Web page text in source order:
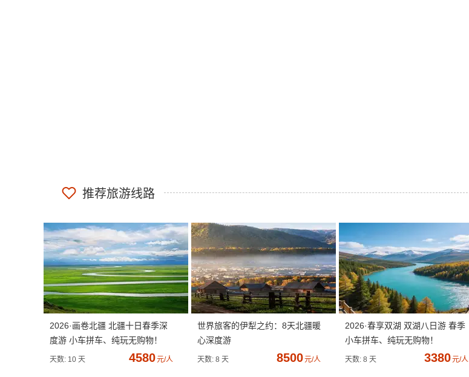
推荐旅游线路
2026·画卷北疆 北疆十日春季深
度游 小车拼车、纯玩无购物！
天数: 10 天 4580元/人
世界旅客的伊犁之约：8天北疆暖
心深度游
天数: 8 天 8500元/人
2026·春享双湖 双湖八日游 春季
小车拼车、纯玩无购物！
天数: 8 天 3380元/人